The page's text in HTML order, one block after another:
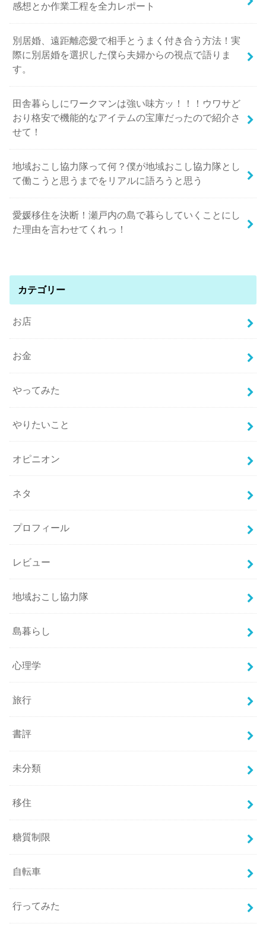
感想とか作業工程を全力レポート
別居婚、遠距離恋愛で相手とうまく付き合う方法！実
際に別居婚を選択した僕ら夫婦からの視点で語りま
す。
田舎暮らしにワークマンは強い味方ッ！！！ウワサど
おり格安で機能的なアイテムの宝庫だったので紹介さ
せて！
地域おこし協力隊って何？僕が地域おこし協力隊とし
て働こうと思うまでをリアルに語ろうと思う
愛媛移住を決断！瀬戸内の島で暮らしていくことにし
た理由を言わせてくれっ！
カテゴリー
お店
お金
やってみた
やりたいこと
オピニオン
ネタ
プロフィール
レビュー
地域おこし協力隊
島暮らし
心理学
旅行
書評
未分類
移住
糖質制限
自転車
行ってみた